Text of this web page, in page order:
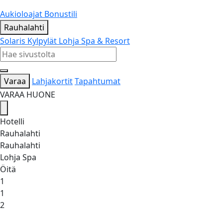
Aukioloajat Bonustili
Rauhalahti
Solaris Kylpylät Lohja Spa & Resort
Varaa LahjakortitTapahtumat
VARAA HUONE
Hotelli
Rauhalahti
Rauhalahti
Lohja Spa
Öitä
1
1
2